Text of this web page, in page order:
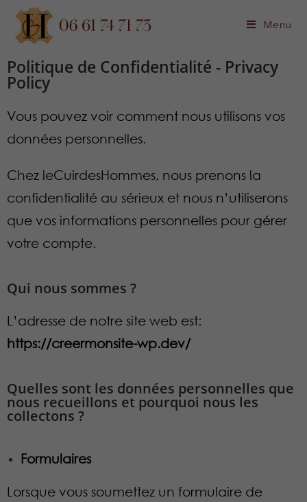
Menu
Politique de Confidentialité - Privacy
Policy​
Vous pouvez voir comment nous utilisons vos
données personnelles.
Chez leCuirdesHommes, nous prenons la
confidentialité au sérieux et nous n’utiliserons
que vos informations personnelles pour gérer
votre compte.
Qui nous sommes ?
L’adresse de notre site web est:
https://creermonsite-wp.dev/
Quelles sont les données personnelles que
nous recueillons et pourquoi nous les
collectons ?​
Formulaires
Lorsque vous soumettez un formulaire de